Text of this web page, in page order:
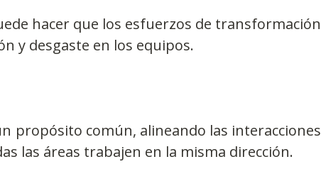
hacer que los esfuerzos de transformación
y desgaste en los equipos.
propósito común, alineando las interacciones
las áreas trabajen en la misma dirección.